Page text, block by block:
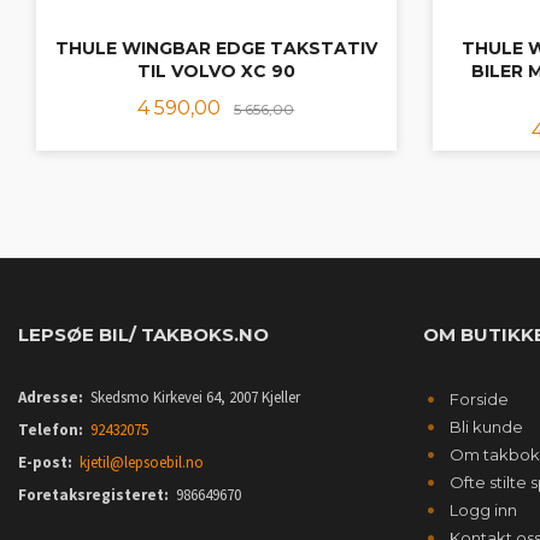
THULE WINGBAR EDGE TAKSTATIV
TIL VOLVO XC 90
Tilbud
4 590,00 5 656,00Rabatt
THULE
BILER
LEPSØE BIL/ TAKBOKS.NO
Adresse: Skedsmo Kirkevei 64, 2007 Kjeller
Telefon: 92432075
E-post: kjetil@lepsoebil.no
Foretaksregisteret: 986649670
OM
Forside
Bli kunde
Om
Ofte stilte
Logg inn